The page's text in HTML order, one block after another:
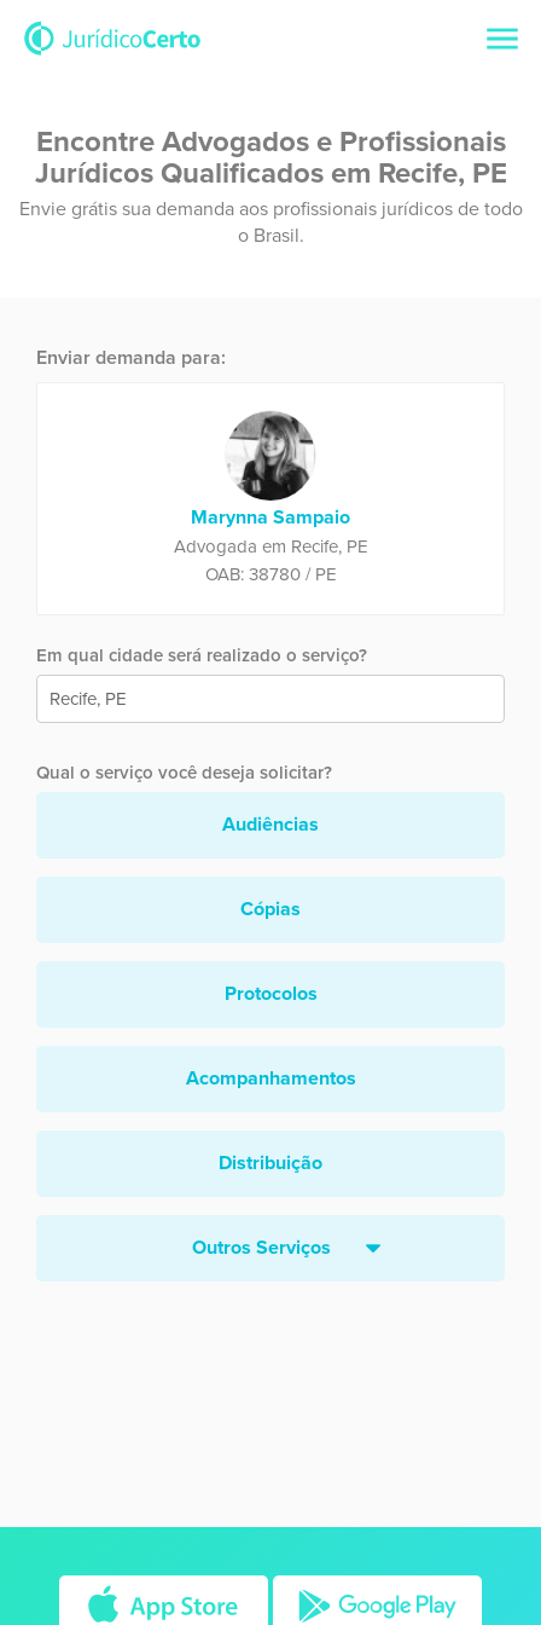
Encontre Advogados e Profissionais
Jurídicos Qualificados em Recife, PE
Envie grátis sua demanda aos profissionais jurídicos de todo
o Brasil.
Enviar demanda para:
Marynna Sampaio
Advogada em Recife, PE
OAB: 38780 / PE
Em qual cidade será realizado o serviço?
Qual o serviço você deseja solicitar?
Audiências
Cópias
Protocolos
Acompanhamentos
Distribuição
Outros Serviços